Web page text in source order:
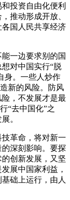
投资自由化便利
推动形成开放、
国人民共享经济
一边要求别的国
对中国实行“脱
身。一些人炒作
新的风险。防风
，不发展才是最
“去中国化”之
。
革命，将对新一
深刻影响。要探
创新发展，又坚
展中国家利益，
础上运行，由人